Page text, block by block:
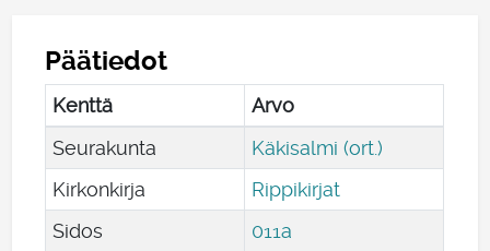
Päätiedot
Kenttä
Arvo
Seurakunta
Käkisalmi (ort.)
Kirkonkirja
Rippikirjat
Sidos
011a